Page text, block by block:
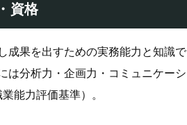
資格
成果を出すための実務能力と知識で
は分析力・企画力・コミュニケーシ
能力評価基準）。